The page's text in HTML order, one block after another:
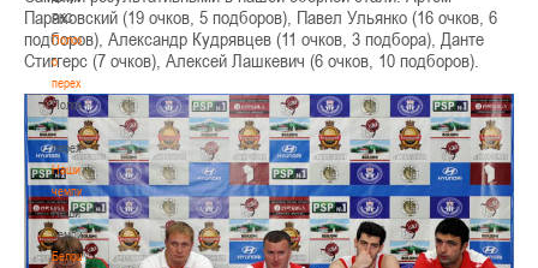
РКС
Положение
о
переходах
Положение
о
переходах
Наши
чемпионы
Наши
чемпионы
Белошапко
Параховский (19 очков, 5 подборов), Павел Ульянко (16 очков, 6
подборов), Александр Кудрявцев (11 очков, 3 подбора), Данте
Стиггерс (7 очков), Алексей Лашкевич (6 очков, 10 подборов).